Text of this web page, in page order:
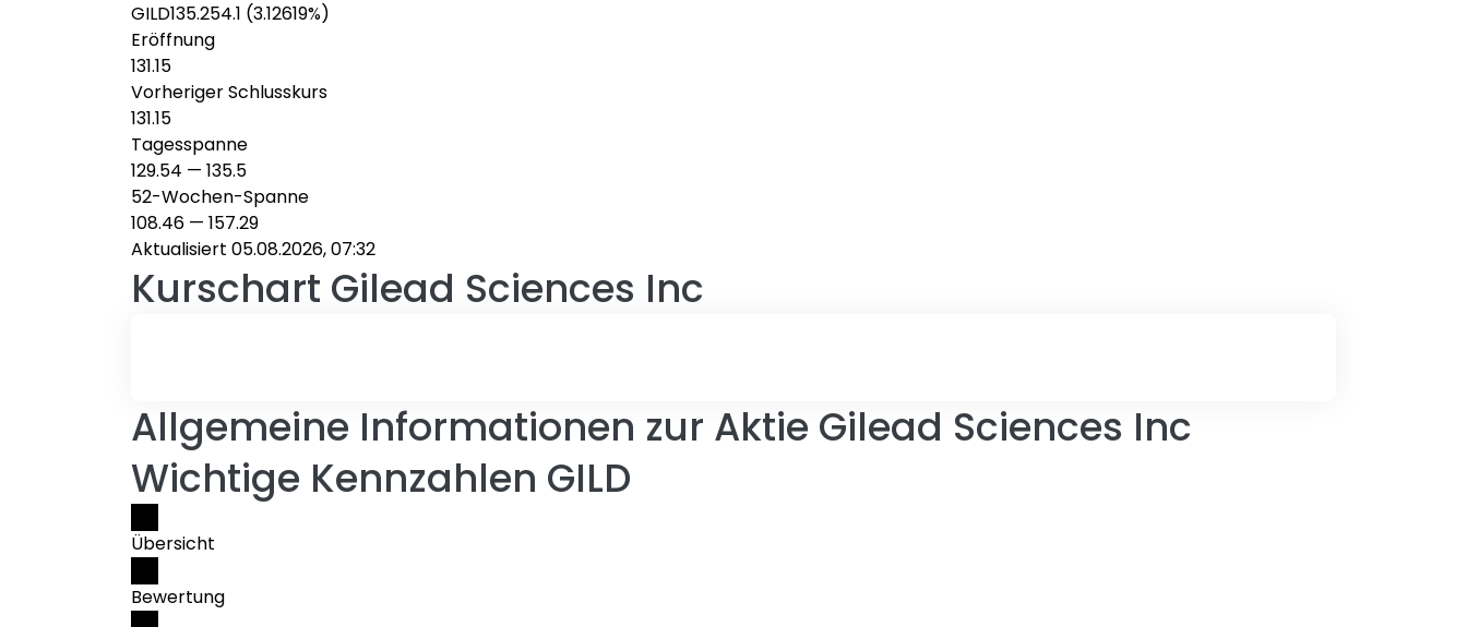
GILD135.254.1 (3.12619%)
Eröffnung
131.15
Vorheriger Schlusskurs
131.15
Tagesspanne
129.54 — 135.5
52-Wochen-Spanne
108.46 — 157.29
Aktualisiert 05.08.2026, 07:32
Kurschart Gilead Sciences Inc
Allgemeine Informationen zur Aktie Gilead Sciences Inc
Wichtige Kennzahlen GILD
Übersicht
Bewertung